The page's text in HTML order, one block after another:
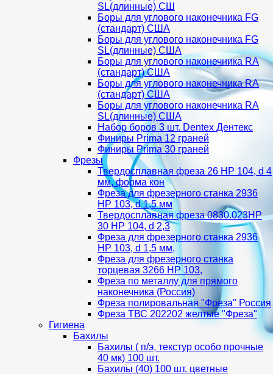
SL(длинные) CШ
Боры для углового наконечника FG
(стандарт) США
Боры для углового наконечника FG
SL(длинные) CША
Боры для углового наконечника RA
(стандарт) США
Боры для углового наконечника RA
(стандарт) США
Боры для углового наконечника RA
SL(длинные) CША
Набор боров 3 шт. Dentex Дентекс
Финиры Prima 12 граней
Финиры Prima 30 граней
Фрезы
Твердосплавная фреза 26 HP 104, d 4
мм, форма кон
Фреза для фрезерного станка 2936
HP 103, d 1,5 мм
Твердосплавная фреза 0830.023HP
30 HP 104, d 2,3
Фреза для фрезерного станка 2936
HP 103, d 1,5 мм,
Фреза для фрезерного станка
торцевая 3266 HP 103,
Фреза по металлу для прямого
наконечника (Россия)
Фреза полировальная "Фреза" Россия
Фреза ТВС 202202 желтые "Фреза"
Гигиена
Бахилы
Бахилы ( п/э, текстур особо прочные
40 мк) 100 шт.
Бахилы (40) 100 шт. цветные